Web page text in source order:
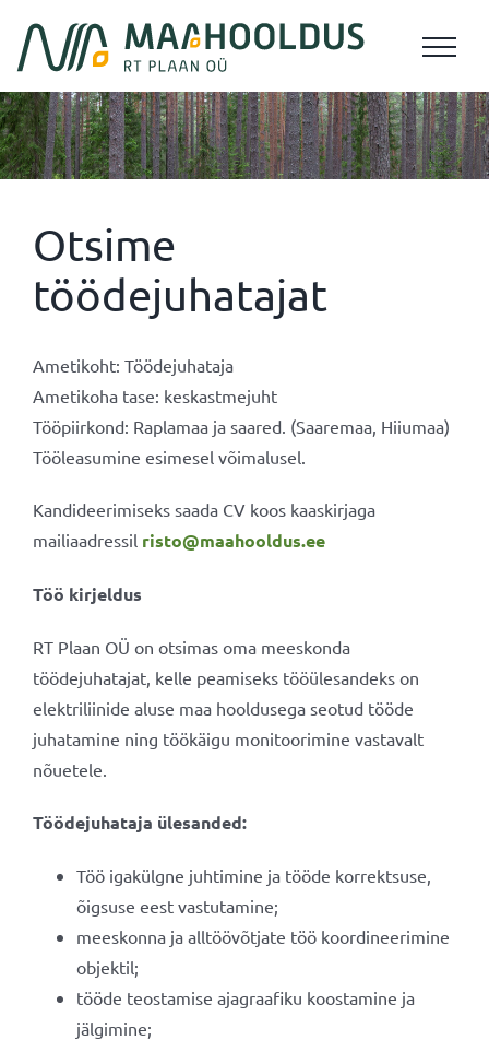
content
Otsime
töödejuhatajat
Ametikoht: Töödejuhataja
Ametikoha tase: keskastmejuht
Tööpiirkond: Raplamaa ja saared. (Saaremaa, Hiiumaa)
Tööleasumine esimesel võimalusel.
Kandideerimiseks saada CV koos kaaskirjaga
mailiaadressil risto@maahooldus.ee
Töö kirjeldus
RT Plaan OÜ on otsimas oma meeskonda
töödejuhatajat, kelle peamiseks tööülesandeks on
elektriliinide aluse maa hooldusega seotud tööde
juhatamine ning töökäigu monitoorimine vastavalt
nõuetele.
Töödejuhataja ülesanded:
Töö igakülgne juhtimine ja tööde korrektsuse,
õigsuse eest vastutamine;
meeskonna ja alltöövõtjate töö koordineerimine
objektil;
tööde teostamise ajagraafiku koostamine ja
jälgimine;